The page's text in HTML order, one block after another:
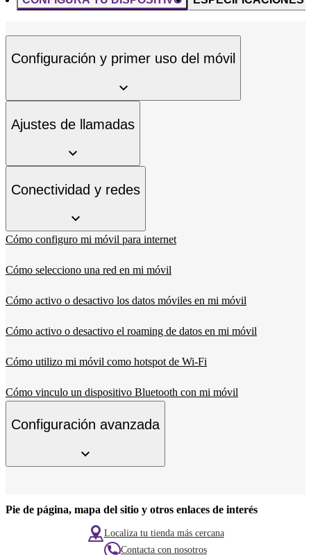
Configuración y primer uso del móvil
Ajustes de llamadas
Conectividad y redes
Cómo configuro mi móvil para internet
Cómo selecciono una red en mi móvil
Cómo activo o desactivo los datos móviles en mi móvil
Cómo activo o desactivo el roaming de datos en mi móvil
Cómo utilizo mi móvil como hotspot de Wi-Fi
Cómo vinculo un dispositivo Bluetooth con mi móvil
Configuración avanzada
Pie de página, mapa del sitio y otros enlaces de interés
Localiza tu tienda más cercana
Contacta con nosotros